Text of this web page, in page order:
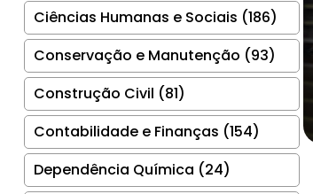
Ciências Humanas e Sociais (186)
Conservação e Manutenção (93)
Construção Civil (81)
Contabilidade e Finanças (154)
Dependência Química (24)